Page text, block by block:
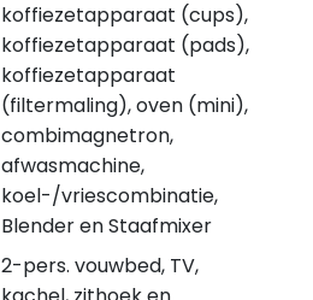
koffiezetapparaat (cups),
koffiezetapparaat (pads),
koffiezetapparaat
(filtermaling), oven (mini),
combimagnetron,
afwasmachine,
koel-/vriescombinatie,
Blender en Staafmixer
2-pers. vouwbed, TV,